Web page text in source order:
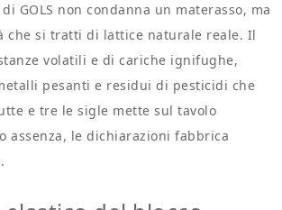
GOLS non condanna un materasso, ma
che si tratti di lattice naturale reale. Il
volatili e di cariche ignifughe,
pesanti e residui di pesticidi che
e tre le sigle mette sul tavolo
assenza, le dichiarazioni fabbrica